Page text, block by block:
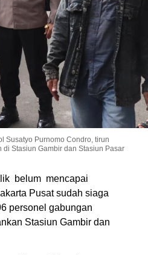
Susatyo Purnomo Condro, tirun
Stasiun Gambir dan Stasiun Pasar
belum mencapai
Pusat sudah siaga
personel gabungan
Stasiun Gambir dan